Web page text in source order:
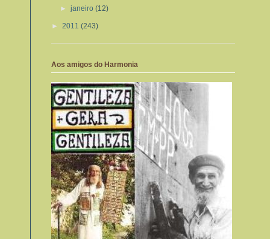
►janeiro(12)
► 2011 (243)
Aos amigos do Harmonia